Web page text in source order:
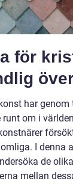
för
har
runt om i
I denna
de
mellan